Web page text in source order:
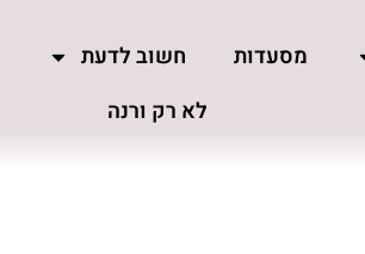
מסעדות חשוב לדעת
לא רק ורנה